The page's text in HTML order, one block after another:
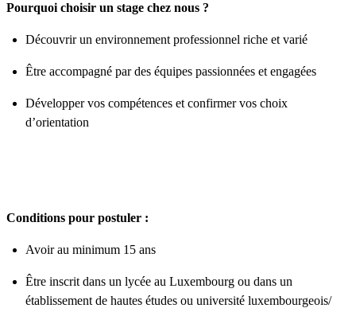
Pourquoi choisir un stage chez nous ?
Découvrir un environnement professionnel riche et varié
Être accompagné par des équipes passionnées et engagées
Développer vos compétences et confirmer vos choix
d’orientation
Conditions pour postuler :
Avoir au minimum 15 ans
Être inscrit dans un lycée au Luxembourg ou dans un
établissement de hautes études ou université luxembourgeois/